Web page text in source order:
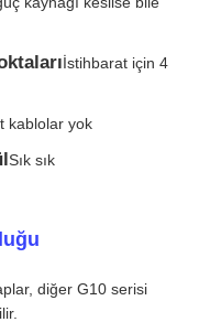
İstihbarat için 4
kablolar yok
Sık sık
diğer G10 serisi